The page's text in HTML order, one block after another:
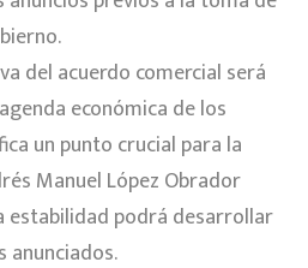
del acuerdo comercial será
económica de los
un punto crucial para la
Manuel López Obrador
estabilidad podrá desarrollar
anunciados.